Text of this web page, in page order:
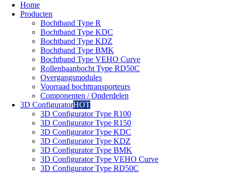
Home
Producten
Bochtband Type R
Bochtband Type KDC
Bochtband Type KDZ
Bochtband Type BMK
Bochtband Type VEHO Curve
Rollenbaanbocht Type RD50C
Overgangsmodules
Voorraad bochttransporteurs
Componenten / Onderdelen
3D ConfiguratorHOT
3D Configurator Type R100
3D Configurator Type R150
3D Configurator Type KDC
3D Configurator Type KDZ
3D Configurator Type BMK
3D Configurator Type VEHO Curve
3D Configurator Type RD50C